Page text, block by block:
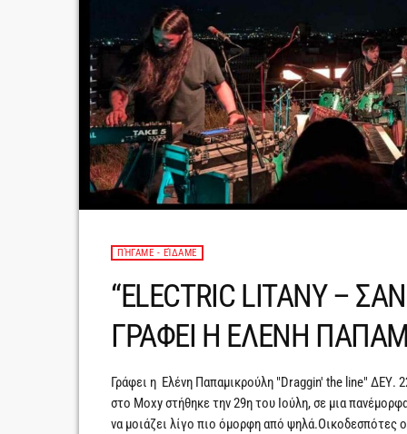
ΠΉΓΑΜΕ - ΕΊΔΑΜΕ
“ELECTRIC LITANY –
ΓΡΑΦΕΙ Η ΕΛΕΝΗ
Γράφει η Ελένη Παπαμικρούλη "Draggin' the line" ΔΕΥ.
στο Μοxy στήθηκε την 29η του Ιούλη, σε μια
να μοιάζει λίγο πιο όμορφη από ψηλά.Oικοδεσπότες